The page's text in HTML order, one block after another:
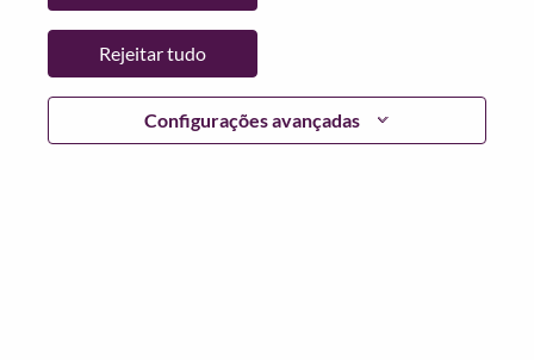
Configurações avançadas
Rejeitar tudo